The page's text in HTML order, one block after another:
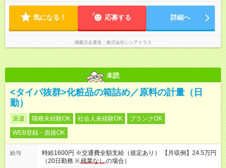
せん（残業代支給）
気になる！ 応募する 詳細へ
掲載元企業名 株式会社シンアトラス
未読
<タイパ抜群>化粧品の箱詰め／原料の計量（日
勤）
派遣 職種未経験OK 社会人未経験OK
ブランクOK
WEB登録・面接OK
給与
時給1600円 ※交通費全額支給（規定あり） 【月収例】24.5万円
（20日勤務 ※残業なしの場合）